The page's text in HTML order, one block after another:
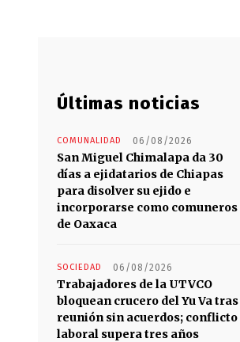
Últimas noticias
COMUNALIDAD 06/08/2026
San Miguel Chimalapa da 30
días a ejidatarios de Chiapas
para disolver su ejido e
incorporarse como comuneros
de Oaxaca
SOCIEDAD 06/08/2026
Trabajadores de la UTVCO
bloquean crucero del Yu Va tras
reunión sin acuerdos; conflicto
laboral supera tres años